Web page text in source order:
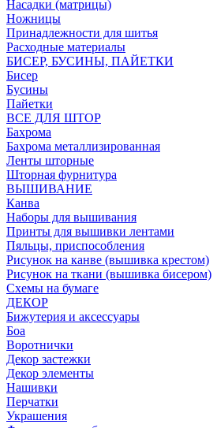
Насадки (матрицы)
Ножницы
Принадлежности для шитья
Расходные материалы
БИСЕР, БУСИНЫ, ПАЙЕТКИ
Бисер
Бусины
Пайетки
ВСЕ ДЛЯ ШТОР
Бахрома
Бахрома металлизированная
Ленты шторные
Шторная фурнитура
ВЫШИВАНИЕ
Канва
Наборы для вышивания
Принты для вышивки лентами
Пяльцы, приспособления
Рисунок на канве (вышивка крестом)
Рисунок на ткани (вышивка бисером)
Схемы на бумаге
ДЕКОР
Бижутерия и аксессуары
Боа
Воротнички
Декор застежки
Декор элементы
Нашивки
Перчатки
Украшения